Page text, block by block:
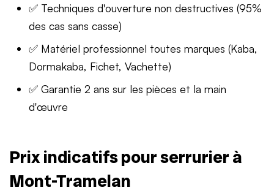
✅ Techniques d'ouverture non destructives (95%
des cas sans casse)
✅ Matériel professionnel toutes marques (Kaba,
Dormakaba, Fichet, Vachette)
✅ Garantie 2 ans sur les pièces et la main
d'œuvre
Prix indicatifs pour serrurier à
Mont-Tramelan